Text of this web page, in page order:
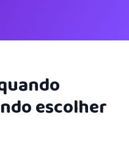
escolher